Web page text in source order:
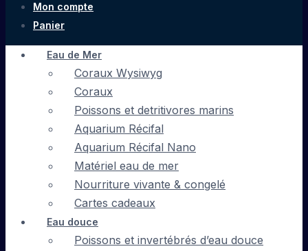
Mon compte
Panier
Eau de Mer
Coraux Wysiwyg
Coraux
Poissons et detritivores marins
Aquarium Récifal
Aquarium Récifal Nano
Matériel eau de mer
Nourriture vivante & congelé
Cartes cadeaux
Eau douce
Poissons et invertébrés d’eau douce